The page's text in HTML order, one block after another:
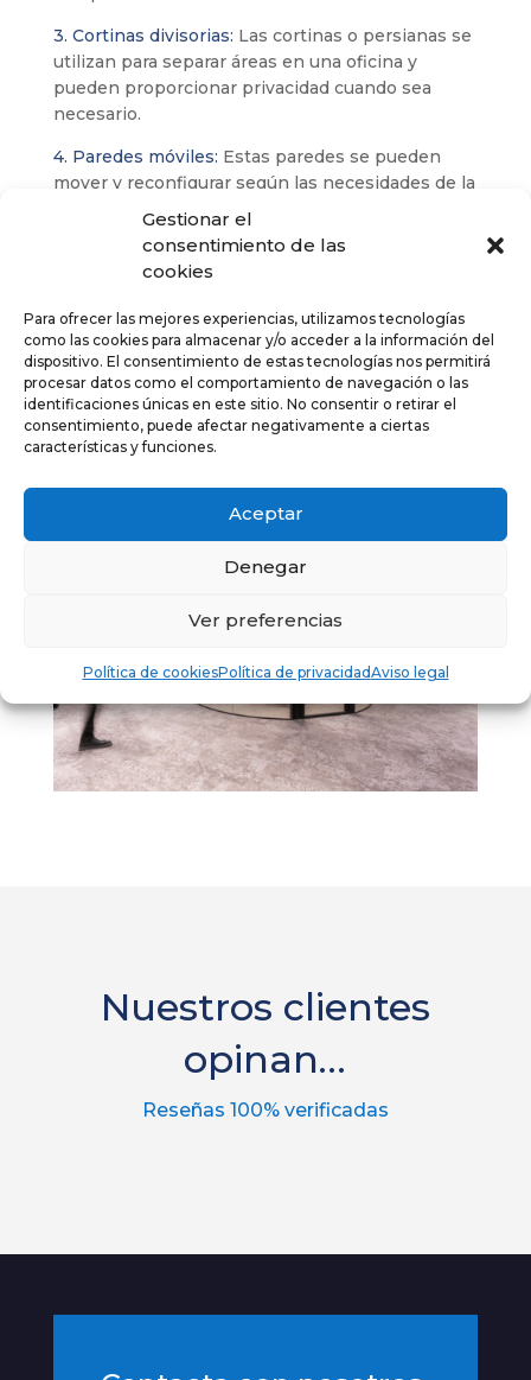
Gestionar el
consentimiento de las
cookies
Para ofrecer las mejores experiencias, utilizamos tecnologías
como las cookies para almacenar y/o acceder a la información del
dispositivo. El consentimiento de estas tecnologías nos permitirá
procesar datos como el comportamiento de navegación o las
identificaciones únicas en este sitio. No consentir o retirar el
consentimiento, puede afectar negativamente a ciertas
características y funciones.
Aceptar
Denegar
Ver preferencias
Política de cookiesPolítica de privacidadAviso legal
3. Cortinas divisorias: Las cortinas o persianas se
utilizan para separar áreas en una oficina y
pueden proporcionar privacidad cuando sea
necesario.
4. Paredes móviles: Estas paredes se pueden
mover y reconfigurar según las necesidades de la
oficina, lo que permite una mayor flexibilidad en
la disposición del espacio.
5. Pantallas de privacidad:
para proporcionar privacidad visual y reducir
distracciones.
6. Mamparas de vidrio:Las mamparas de vidrio
permiten la separación de áreas sin bloquear
completamente la luz natural y el flujo de aire.
Nuestros clientes
opinan…
Reseñas 100% verificadas